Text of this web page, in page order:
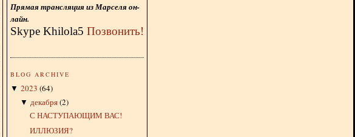
Прямая трансляция из Марселя он-
лайн.
Skype Khilola5 Позвонить!
BLOG ARCHIVE
▼ 2023 (64)
▼ декабря(2)
С НАСТУПАЮЩИМ ВАС!
ИЛЛЮЗИЯ?